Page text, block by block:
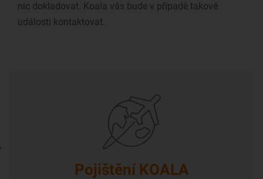
nic dokladovat. Koala vás bude v případě takové
události kontaktovat.
Pojištění KOALA